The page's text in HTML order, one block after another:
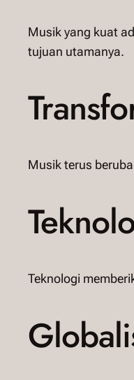
Musik yang kuat
tujuan utamanya.
Musik terus
Teknologi